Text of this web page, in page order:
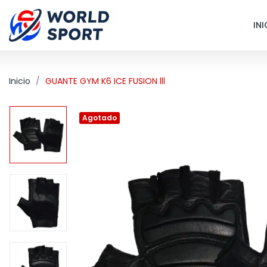
Inicio GUANTE GYM K6 ICE FUSION lll
Agotado